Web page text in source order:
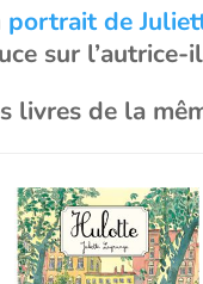
portrait de
sur
livres de la